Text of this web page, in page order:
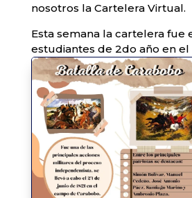
nosotros la Cartelera Virtual.
Esta semana la cartelera fue
estudiantes de 2do año en el